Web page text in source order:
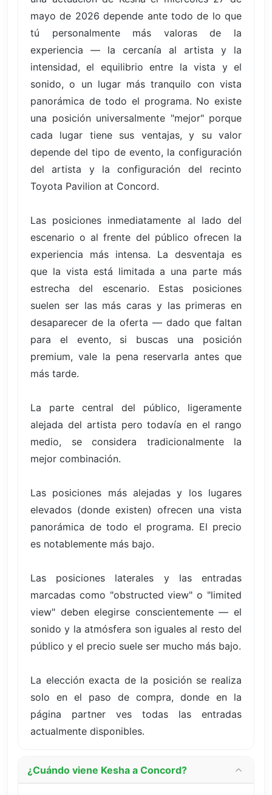
mayo de 2026 depende ante todo de lo que
tú personalmente más valoras de la
experiencia — la cercanía al artista y la
intensidad, el equilibrio entre la vista y el
sonido, o un lugar más tranquilo con vista
panorámica de todo el programa. No existe
una posición universalmente "mejor" porque
cada lugar tiene sus ventajas, y su valor
depende del tipo de evento, la configuración
del artista y la configuración del recinto
Toyota Pavilion at Concord.
Las posiciones inmediatamente al lado del
escenario o al frente del público ofrecen la
experiencia más intensa. La desventaja es
que la vista está limitada a una parte más
estrecha del escenario. Estas posiciones
suelen ser las más caras y las primeras en
desaparecer de la oferta — dado que faltan
para el evento, si buscas una posición
premium, vale la pena reservarla antes que
más tarde.
La parte central del público, ligeramente
alejada del artista pero todavía en el rango
medio, se considera tradicionalmente la
mejor combinación.
Las posiciones más alejadas y los lugares
elevados (donde existen) ofrecen una vista
panorámica de todo el programa. El precio
es notablemente más bajo.
Las posiciones laterales y las entradas
marcadas como "obstructed view" o "limited
view" deben elegirse conscientemente — el
sonido y la atmósfera son iguales al resto del
público y el precio suele ser mucho más bajo.
La elección exacta de la posición se realiza
solo en el paso de compra, donde en la
página partner ves todas las entradas
actualmente disponibles.
¿Cuándo viene Kesha a Concord?